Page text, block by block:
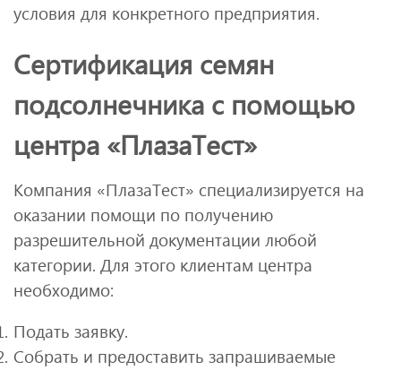
условия для конкретного предприятия.
Сертификация семян
подсолнечника с помощью
центра «ПлазаТест»
Компания «ПлазаТест» специализируется на
оказании помощи по получению
разрешительной документации любой
категории. Для этого клиентам центра
необходимо:
Подать заявку.
Собрать и предоставить запрашиваемые